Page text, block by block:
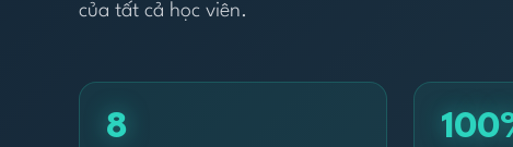
của tất cả học viên.
8